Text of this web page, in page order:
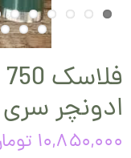
ادونچر سری to go
۱۰,۸۵۰,۰۰۰ تومان